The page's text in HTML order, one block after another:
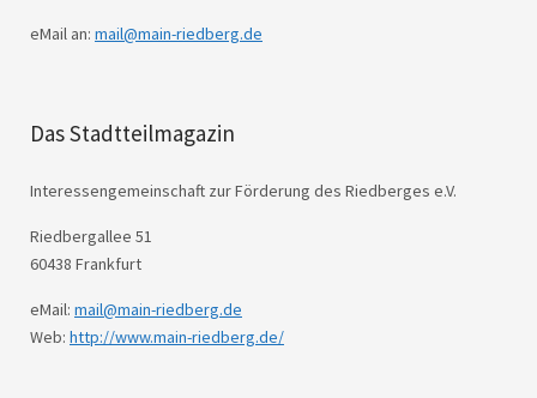
eMail an: mail@main-riedberg.de
Das Stadtteilmagazin
Interessengemeinschaft zur Förderung des Riedberges e.V.
Riedbergallee 51
60438 Frankfurt
eMail: mail@main-riedberg.de
Web: http://www.main-riedberg.de/